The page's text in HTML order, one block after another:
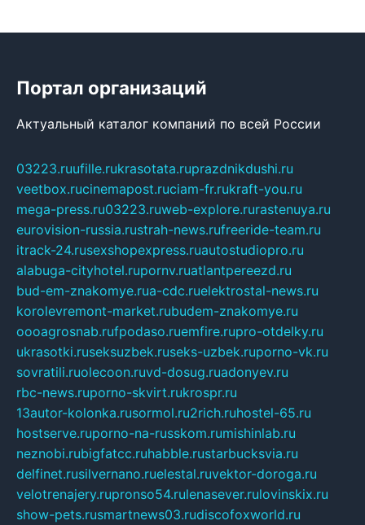
Портал организаций
Актуальный каталог компаний по всей России
03223.ruufille.rukrasotata.ruprazdnikdushi.ru
veetbox.rucinemapost.ruciam-fr.rukraft-you.ru
mega-press.ru03223.ruweb-explore.rurastenuya.ru
eurovision-russia.rustrah-news.rufreeride-team.ru
itrack-24.rusexshopexpress.ruautostudiopro.ru
alabuga-cityhotel.rupornv.ruatlantpereezd.ru
bud-em-znakomye.rua-cdc.ruelektrostal-news.ru
korolevremont-market.rubudem-znakomye.ru
oooagrosnab.rufpodaso.ruemfire.rupro-otdelky.ru
ukrasotki.ruseksuzbek.ruseks-uzbek.ruporno-vk.ru
sovratili.ruolecoon.ruvd-dosug.ruadonyev.ru
rbc-news.ruporno-skvirt.rukrospr.ru
13autor-kolonka.rusormol.ru2rich.ruhostel-65.ru
hostserve.ruporno-na-russkom.rumishinlab.ru
neznobi.rubigfatcc.ruhabble.rustarbucksvia.ru
delfinet.rusilvernano.ruelestal.ruvektor-doroga.ru
velotrenajery.rupronso54.rulenasever.rulovinskix.ru
show-pets.rusmartnews03.rudiscofoxworld.ru